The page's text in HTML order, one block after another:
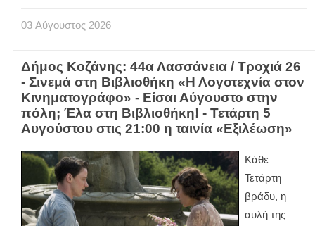
03 Αύγουστος 2026
Δήμος Κοζάνης: 44α Λασσάνεια / Τροχιά 26
- Σινεμά στη Βιβλιοθήκη «Η Λογοτεχνία στον
Κινηματογράφο» - Είσαι Αύγουστο στην
πόλη; Έλα στη Βιβλιοθήκη! - Τετάρτη 5
Αυγούστου στις 21:00 η ταινία «Εξιλέωση»
Κάθε
Τετάρτη
βράδυ, η
αυλή της